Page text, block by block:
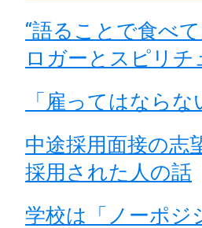
“語ることで食べ
ロガーとスピリ
「雇ってはなら
中途採用面接の志
採用された人の話
学校は「ノーポジ